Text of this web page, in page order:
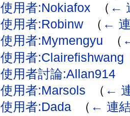
使用者:Nokiafox
（ ←
使用者:Robinw‎ （ ←
使用者:Mymengyu
（
使用者:Clairefishwang
使用者討論:Allan914‎
使用者:Marsols
（ ←
使用者:Dada‎ （ ← 連